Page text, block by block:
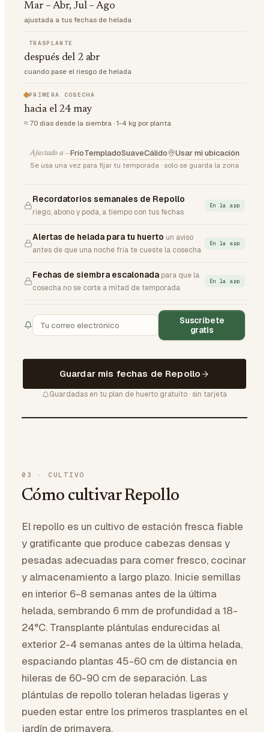
Mar – Abr, Jul – Ago
ajustada a tus fechas de helada
TRASPLANTE
después del 2 abr
cuando pase el riesgo de helada
PRIMERA COSECHA
hacia el 24 may
≈ 70 días desde la siembra · 1-4 kg por planta
Ajustado a —FríoTempladoSuaveCálido Usar mi ubicación
Se usa una vez para fijar tu temporada · solo se guarda la zona
Recordatorios semanales de Repollo
riego, abono y poda, a tiempo con tus fechas
En la app
Alertas de helada para tu huerto un aviso
antes de que una noche fría te cueste la cosecha
En la app
Fechas de siembra escalonada para que la
cosecha no se corte a mitad de temporada
En la app
Suscríbete
gratis
Guardar mis fechas de Repollo
Guardadas en tu plan de huerto gratuito · sin tarjeta
03 · CULTIVO
Cómo cultivar Repollo
El repollo es un cultivo de estación fresca fiable
y gratificante que produce cabezas densas y
pesadas adecuadas para comer fresco, cocinar
y almacenamiento a largo plazo. Inicie semillas
en interior 6-8 semanas antes de la última
helada, sembrando 6 mm de profundidad a 18-
24°C. Transplante plántulas endurecidas al
exterior 2-4 semanas antes de la última helada,
espaciando plantas 45-60 cm de distancia en
hileras de 60-90 cm de separación. Las
plántulas de repollo toleran heladas ligeras y
pueden estar entre los primeros trasplantes en el
jardín de primavera.